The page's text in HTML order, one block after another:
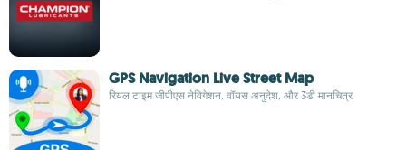
GPS Navigation Live Street Map
रियल टाइम जीपीएस नेविगेशन, वॉयस अनुदेश, और 3डी मानचित्र